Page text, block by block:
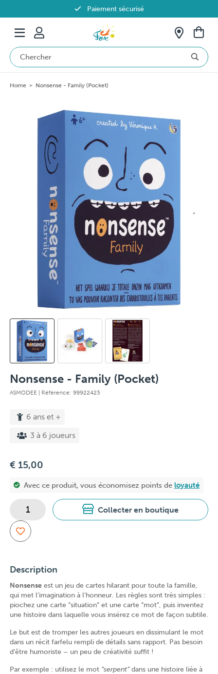
Paiement sécurisé
Livraison offerte dès 69€ en Belgique
Home > Nonsense - Family (Pocket)
Nonsense - Family (Pocket)
ASMODEE | Référence: 99922423
6 ans et +
3 à 6 joueurs
€ 15,00
Avec ce produit, vous économisez points de loyauté
Collecter en boutique
Description
Nonsense est un jeu de cartes hilarant pour toute la famille,
qui met l’imagination à l’honneur. Les règles sont très simples :
piochez une carte “situation” et une carte “mot”, puis inventez
une histoire dans laquelle vous insérez ce mot de façon subtile.
Le but est de tromper les autres joueurs en dissimulant le mot
dans un récit farfelu rempli de détails sans rapport. Pas besoin
d’être humoriste – un peu de créativité suffit !
Par exemple : utilisez le mot “serpent”dans une histoire liée à